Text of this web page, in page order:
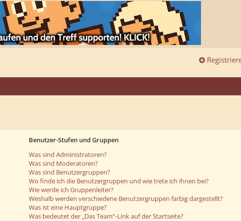
Benutzer-Stufen und Gruppen
Was sind Administratoren?
Was sind Moderatoren?
Was sind Benutzergruppen?
Wo finde ich die Benutzergruppen und wie trete ich ihnen bei?
Wie werde ich Gruppenleiter?
Weshalb werden verschiedene Benutzergruppen farbig dargestellt?
Was ist eine Hauptgruppe?
Was bedeutet der „Das Team“-Link auf der Startseite?